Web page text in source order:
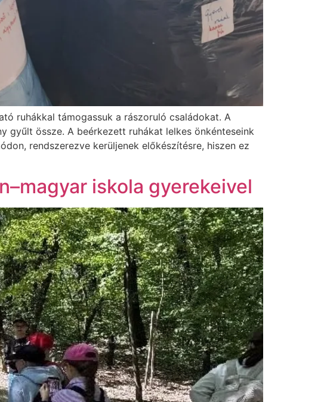
ruhákkal támogassuk a rászoruló családokat. A
gyűlt össze. A beérkezett ruhákat lelkes önkénteseink
rendszerezve kerüljenek előkészítésre, hiszen ez
iskola gyerekeivel